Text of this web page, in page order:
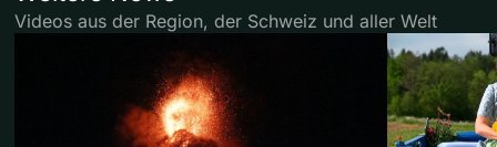
Videos aus der Region, der Schweiz und aller Welt